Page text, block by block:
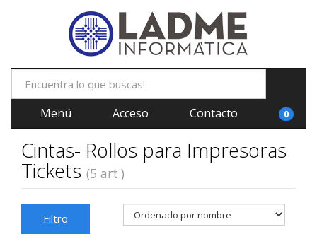
Menú Acceso Contacto 0
Cintas- Rollos para Impresoras
Tickets (5 art.)
Filtro